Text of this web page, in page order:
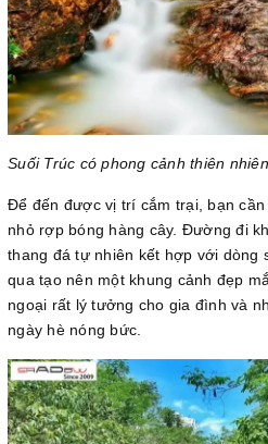
Suối Trúc có phong cảnh thiên
Để đến được vị trí cắm trại, bạn
nhỏ rợp bóng hàng cây. Đường đi
thang đá tự nhiên kết hợp với dòng
qua tạo nên một khung cảnh đẹp
ngoại rất lý tưởng cho gia đình và
ngày hè nóng bức.